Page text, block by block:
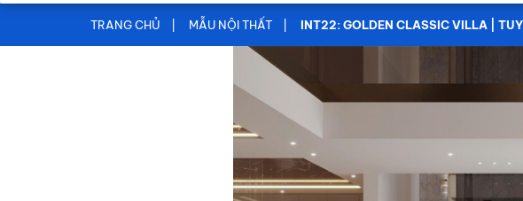
TRANG CHỦ MẪU NỘI THẤT INT22: GOLDEN CLASSIC VILLA |